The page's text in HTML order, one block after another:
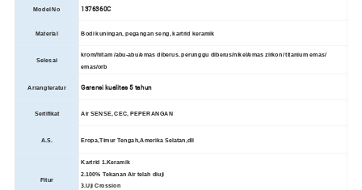
Model No 1376360C
Material Bodi kuningan, pegangan seng, kartrid keramik
Selesai
krom/hitam /abu-abu/emas diberus. perunggu diberus/nikel/emas zirkon/ titanium emas/
emas/orb
Arrangteratur Garansi kualitas 5 tahun
Sertifikat Air SENSE, CEC, PEPERANGAN
A.S. Eropa,Timur Tengah,Amerika Selatan,dll
Fitur
Kartrid 1.Keramik
2.100% Tekanan Air telah diuji
3.Uji Crossion